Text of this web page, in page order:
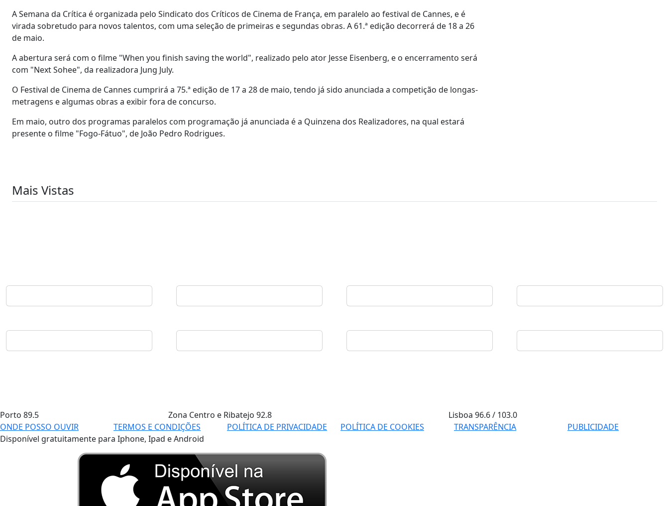
A Semana da Crítica é organizada pelo Sindicato dos Críticos de Cinema de França, em paralelo ao festival de Cannes, e é
virada sobretudo para novos talentos, com uma seleção de primeiras e segundas obras. A 61.ª edição decorrerá de 18 a 26
de maio.
A abertura será com o filme "When you finish saving the world", realizado pelo ator Jesse Eisenberg, e o encerramento será
com "Next Sohee", da realizadora Jung July.
O Festival de Cinema de Cannes cumprirá a 75.ª edição de 17 a 28 de maio, tendo já sido anunciada a competição de longas-
metragens e algumas obras a exibir fora de concurso.
Em maio, outro dos programas paralelos com programação já anunciada é a Quinzena dos Realizadores, na qual estará
presente o filme "Fogo-Fátuo", de João Pedro Rodrigues.
Mais Vistas
Porto 89.5 Zona Centro e Ribatejo 92.8 Lisboa96.6 / 103.0
ONDE POSSO OUVIR
TERMOS E CONDIÇÕES POLÍTICA DE PRIVACIDADE POLÍTICA DE COOKIES TRANSPARÊNCIA
PUBLICIDADE
Disponível gratuitamente para Iphone, Ipad e Android